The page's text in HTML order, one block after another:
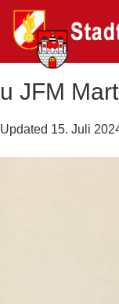
u JFM
Updated 15. Juli